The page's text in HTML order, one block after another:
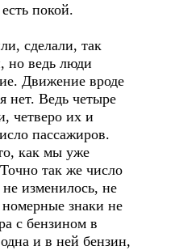
покой.
сделали, так
но ведь люди
Движение вроде
нет. Ведь четыре
четверо их и
пассажиров.
как мы уже
так же число
изменилось, не
номерные знаки не
с бензином в
и в ней бензин,